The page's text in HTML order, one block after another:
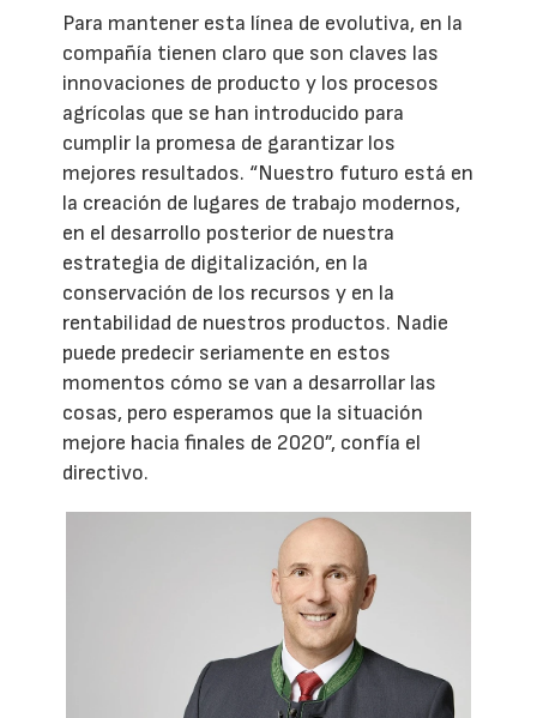
Para mantener esta línea de evolutiva, en la
compañía tienen claro que son claves las
innovaciones de producto y los procesos
agrícolas que se han introducido para
cumplir la promesa de garantizar los
mejores resultados. “Nuestro futuro está en
la creación de lugares de trabajo modernos,
en el desarrollo posterior de nuestra
estrategia de digitalización, en la
conservación de los recursos y en la
rentabilidad de nuestros productos. Nadie
puede predecir seriamente en estos
momentos cómo se van a desarrollar las
cosas, pero esperamos que la situación
mejore hacia finales de 2020”, confía el
directivo.